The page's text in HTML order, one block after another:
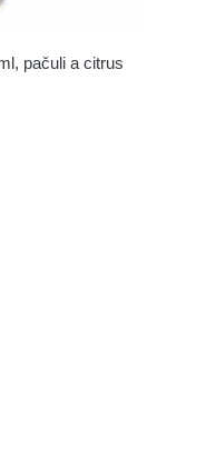
pačuli a citrus